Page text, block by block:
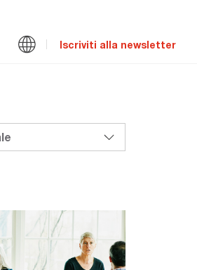
Iscriviti alla newsletter